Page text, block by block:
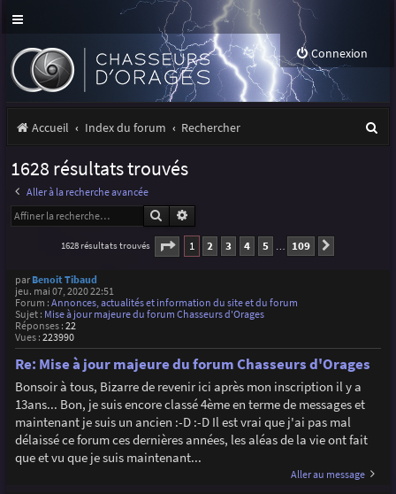
Connexion
Accueil Index du forum Rechercher
1628 résultats trouvés
Aller à la recherche avancée
Rechercher
1628 résultats trouvés Page 1sur 109
1 2 3 4 5 … 109
par Benoit Tibaud
jeu. mai 07, 2020 22:51
Forum : Annonces, actualités et information du site et du forum
Sujet : Mise à jour majeure du forum Chasseurs d'Orages
Réponses : 22
Vues : 223990
Re: Mise à jour majeure du forum Chasseurs d'Orages
Bonsoir à tous, Bizarre de revenir ici après mon inscription il y a
13ans... Bon, je suis encore classé 4ème en terme de messages et
maintenant je suis un ancien :-D :-D Il est vrai que j'ai pas mal
délaissé ce forum ces dernières années, les aléas de la vie ont fait
que et vu que je suis maintenant...
Aller au message